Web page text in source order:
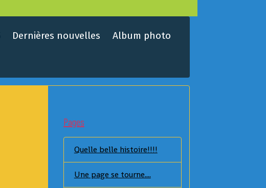
Dernières nouvelles
Album photo
Pages
Quelle belle histoire!!!!
Une page se tourne....